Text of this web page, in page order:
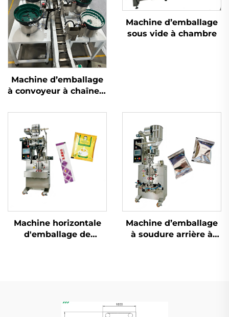
Machine d’emballage
à convoyeur à chaîne à
trémies vibrantes
Machine d’emballage
sous vide à chambre
Machine horizontale
d'emballage de
Machine d’emballage
à soudure arrière à